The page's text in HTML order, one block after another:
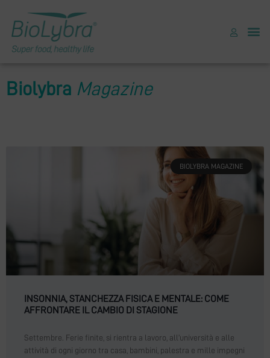
Biolybra Magazine
BIOLYBRA MAGAZINE
INSONNIA, STANCHEZZA FISICA E MENTALE: COME
AFFRONTARE IL CAMBIO DI STAGIONE
Settembre. Ferie finite, si rientra a lavoro, all’università e alle
attività di ogni giorno tra casa, bambini, palestra e mille impegni